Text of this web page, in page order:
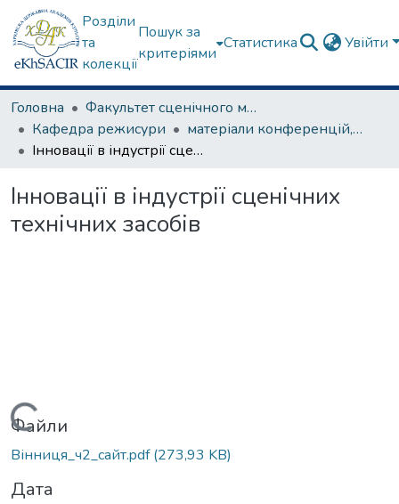
Розділи
та
колекції
Пошук за
критеріями
Статистика Увійти
Головна
Факультет сценічного мистецтва
Кафедра режисури
матеріали конференцій, семінарів, круглих столів та ін.
Інновації в індустрії сценічних технічних засобів
Інновації в індустрії сценічних
технічних засобів
Вантажиться...
Файли
Вінниця_ч2_сайт.pdf(273,93 KB)
Дата